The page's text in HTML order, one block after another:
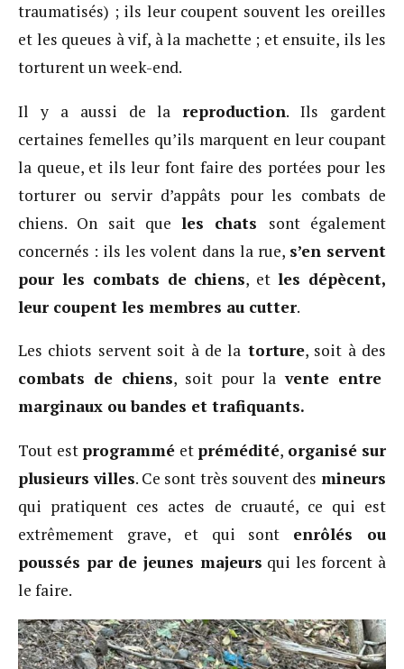
traumatisés) ; ils leur coupent souvent les oreilles
et les queues à vif, à la machette ; et ensuite, ils les
torturent un week-end.
Il y a aussi de lareproduction. Ils gardent
certaines femelles qu’ils marquent en leur coupant
la queue, et ils leur font faire des portées pour les
torturer ou servir d’appâts pour les combats de
chiens. On sait queles chats sont également
concernés : ils les volent dans la rue, s’en servent
pour les combats de chiens, etles dépècent,
leur coupent les membres au cutter.
Les chiots servent soit à de la torture, soit à des
combats de chiens, soit pour la vente entre
marginaux ou bandes et trafiquants.
Tout est programmé et prémédité, organisé sur
plusieurs villes. Ce sont très souvent des mineurs
qui pratiquent ces actes de cruauté, ce qui est
extrêmement grave, et qui sont enrôlés ou
poussés par de jeunes majeurs qui les forcent à
le faire.